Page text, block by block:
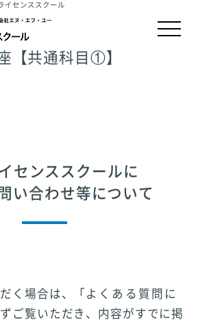
イセンススクール
【共通科目①】
センススクールに
い合わせ等について
く場合は、「 よくある質問に
ご覧いただき、内容がすでに掲